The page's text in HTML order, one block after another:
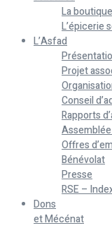
La
L’épicerie
L’Asfad
Projet
Conseil
Rapports
Offres
Bénévolat
Presse
RSE –
Dons
et Mécénat